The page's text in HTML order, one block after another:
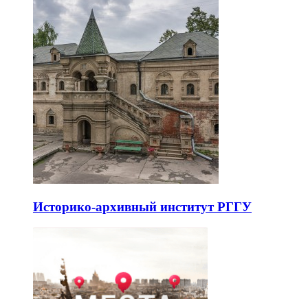
Историко-архивный институт РГГУ